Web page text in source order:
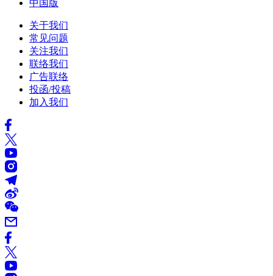
中国版
关于我们
常见问题
关注我们
联络我们
广告联络
投函/投稿
加入我们